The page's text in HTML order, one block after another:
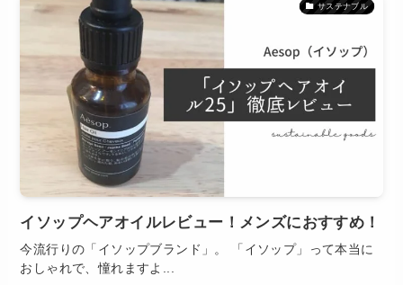
サステナブル
イソップヘアオイルレビュー！メンズにおすすめ！
今流行りの「イソップブランド」。 「イソップ」って本当に
おしゃれで、憧れますよ...